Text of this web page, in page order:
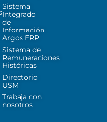
Sistema
Integrado
de
Información
Argos ERP
Sistema de
Remuneraciones
Históricas
Directorio
USM
Trabaja con
nosotros